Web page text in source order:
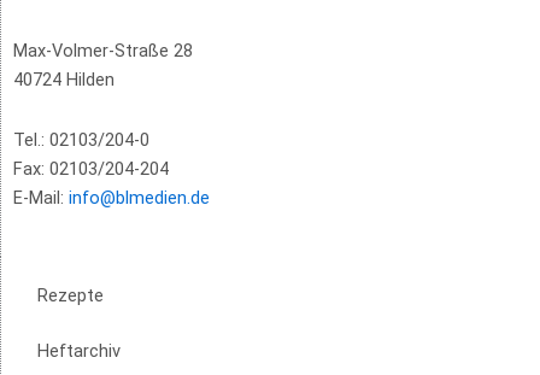
Max-Volmer-Straße 28
40724 Hilden
Tel.: 02103/204-0
Fax: 02103/204-204
E-Mail: info@blmedien.de
Rezepte
Heftarchiv